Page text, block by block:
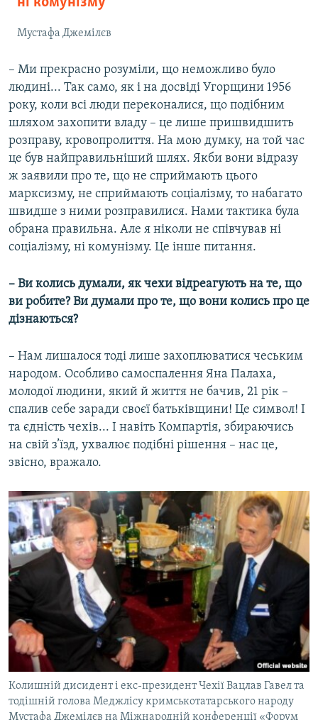
Мустафа Джемілєв
– Ми прекрасно розуміли, що неможливо було
людині... Так само, як і на досвіді Угорщини 1956
року, коли всі люди переконалися, що подібним
шляхом захопити владу – це лише пришвидшить
розправу, кровопролиття. На мою думку, на той час
це був найправильніший шлях. Якби вони відразу
ж заявили про те, що не сприймають цього
марксизму, не сприймають соціалізму, то набагато
швидше з ними розправилися. Нами тактика була
обрана правильна. Але я ніколи не співчував ні
соціалізму, ні комунізму. Це інше питання.
– Ви колись думали, як чехи відреагують на те, що
ви робите? Ви думали про те, що вони колись про це
дізнаються?
– Нам лишалося тоді лише захоплюватися чеським
народом. Особливо самоспалення Яна Палаха,
молодої людини, який й життя не бачив, 21 рік –
спалив себе заради своєї батьківщини! Це символ! І
та єдність чехів... І навіть Компартія, збираючись
на свій з’їзд, ухвалює подібні рішення – нас це,
звісно, вражало.
Колишній дисидент і екс-президент Чехії Вацлав Гавел та
тодішній голова Меджлісу кримськотатарського народу
Мустафа Джемілєв на Міжнародній конференції «Форум